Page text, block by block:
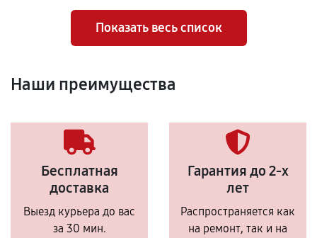
Показать весь список
Наши преимущества
Бесплатная
доставка
Выезд курьера до вас
за 30 мин.
Гарантия до 2-х
лет
Распространяется как
на ремонт, так и на